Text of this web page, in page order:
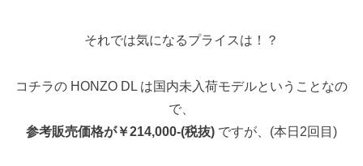
それでは気になるプライスは！？
コチラの HONZO DL は国内未入荷モデルということなの
で、
参考販売価格が￥214,000-(税抜) ですが、(本日2回目)